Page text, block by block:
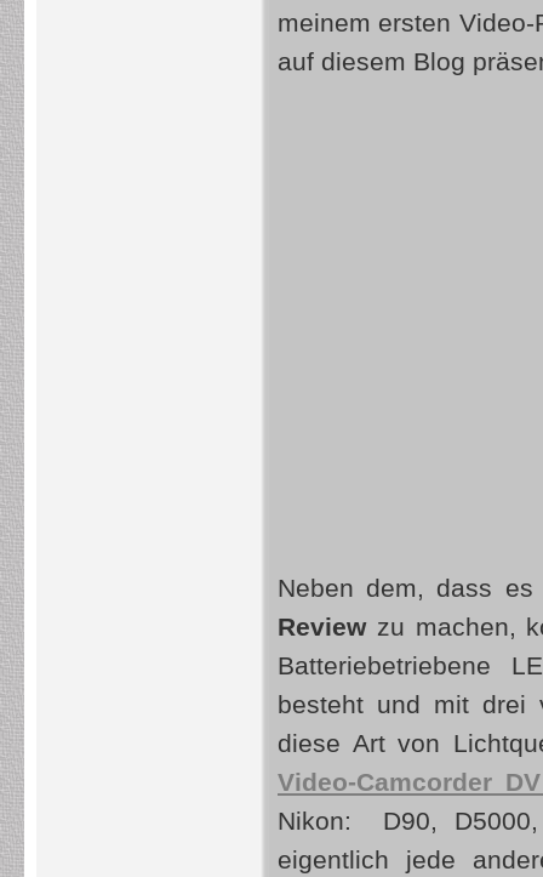
meinem ersten
auf diesem Blog
Neben dem, dass
Reviewzu machen,
Batteriebetriebene
besteht und mit drei
diese Art von
Video-Camcorder
Nikon: D90,
eigentlich jede